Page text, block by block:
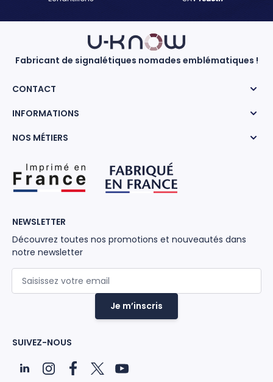
Fabricant de signalétiques nomades emblématiques !
CONTACT
INFORMATIONS
NOS MÉTIERS
NEWSLETTER
Découvrez toutes nos promotions et nouveautés dans
notre newsletter
Je m’inscris
SUIVEZ-NOUS